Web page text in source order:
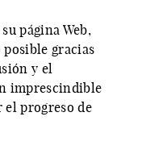
página Web,
gracias
y el
imprescindible
el progreso de